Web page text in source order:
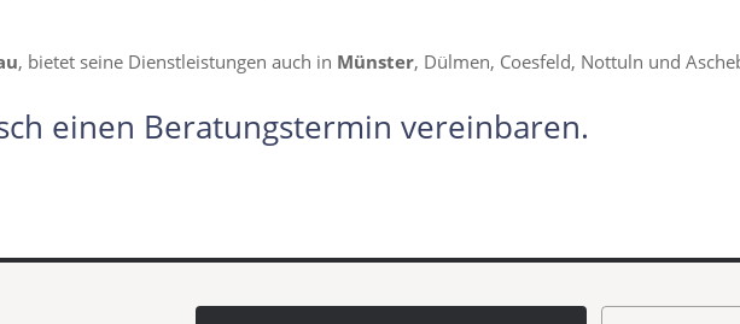
, bietet seine Dienstleistungen auch in Münster, Dülmen, Coesfeld, Nottuln und
einen Beratungstermin vereinbaren.